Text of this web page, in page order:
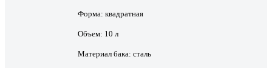
Форма: квадратная
Объем: 10 л
Материал бака: сталь